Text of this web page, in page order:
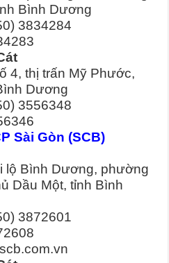
Bình Dương
3834284
thị trấn Mỹ Phước,
Dương
3556348
Sài Gòn (SCB)
Bình Dương, phường
Dầu Một, tỉnh Bình
3872601